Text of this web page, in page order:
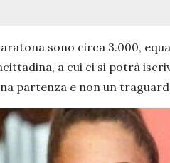
sono circa 3.000,
a cui ci si potrà
partenza e non un